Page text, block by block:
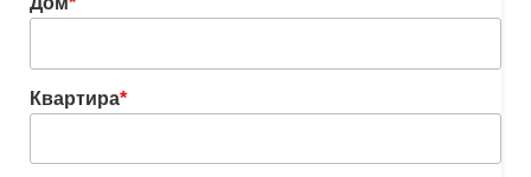
Квартира*